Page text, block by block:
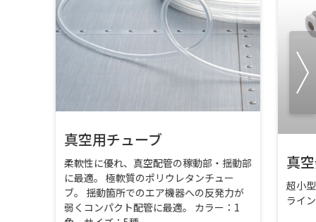
真空用チューブ
柔軟性に優れ、真空配管の稼動部・揺動部
に最適。 極軟質のポリウレタンチュー
ブ。 揺動箇所でのエア機器への反発力が
弱くコンパクト配管に最適。 カラー：1
真
超小
ライ